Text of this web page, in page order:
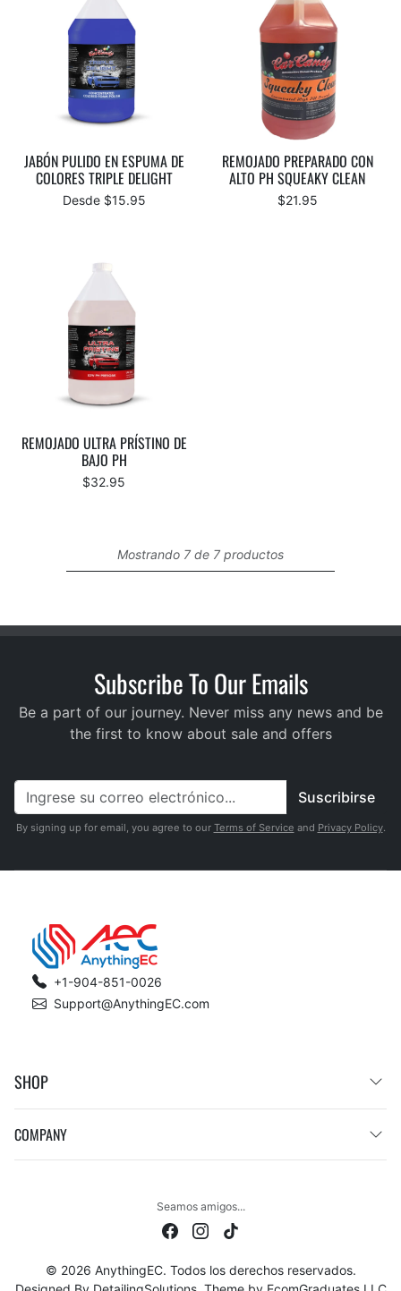
JABÓN PULIDO EN ESPUMA DE
COLORES TRIPLE DELIGHT
Desde $15.95
REMOJADO PREPARADO CON
ALTO PH SQUEAKY CLEAN
$21.95
REMOJADO ULTRA PRÍSTINO DE
BAJO PH
$32.95
Mostrando 7 de 7 productos
Subscribe To Our Emails
Be a part of our journey. Never miss any news and be
the first to know about sale and offers
Suscribirse
By signing up for email, you agree to our Terms of Service and Privacy Policy.
+1-904-851-0026
Support@AnythingEC.com
SHOP
COMPANY
Seamos amigos...
© 2026 AnythingEC. Todos los derechos reservados.